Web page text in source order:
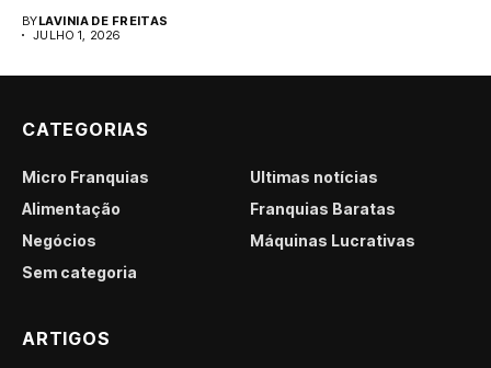
BYLAVINIA DE FREITAS
JULHO 1, 2026
CATEGORIAS
Micro Franquias
Últimas notícias
Alimentação
Franquias Baratas
Negócios
Máquinas Lucrativas
Sem categoria
ARTIGOS